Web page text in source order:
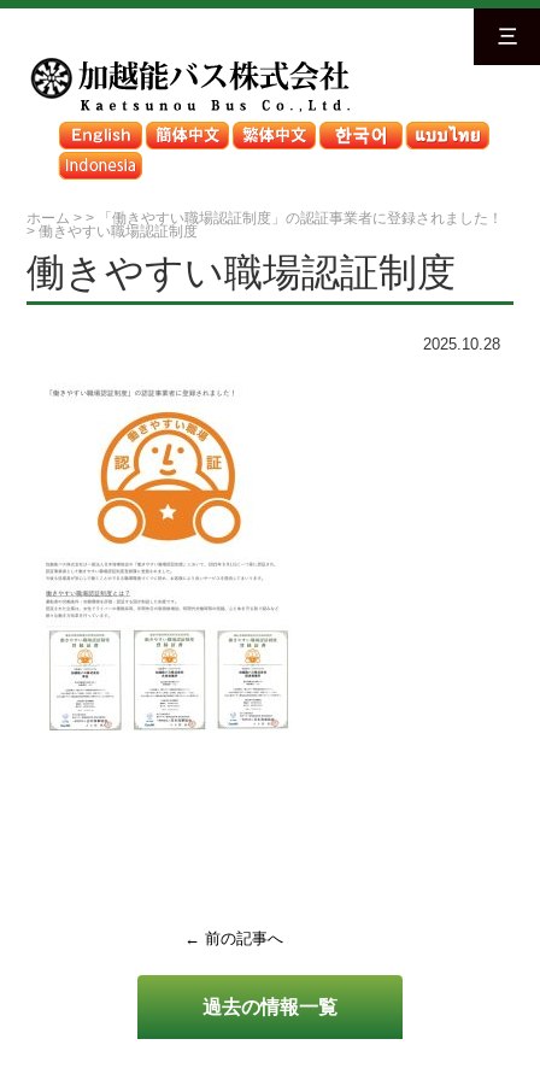
三
ホーム >>
「働きやすい職場認証制度」の認証事業者に登録されました！
>働きやすい職場認証制度
過去の情報一覧
働きやすい職場認証制度
2025.10.28
← 前の記事へ